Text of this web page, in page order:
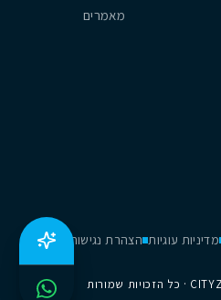
מאמרים
מדיניות עוגיות הצהרת נגישות